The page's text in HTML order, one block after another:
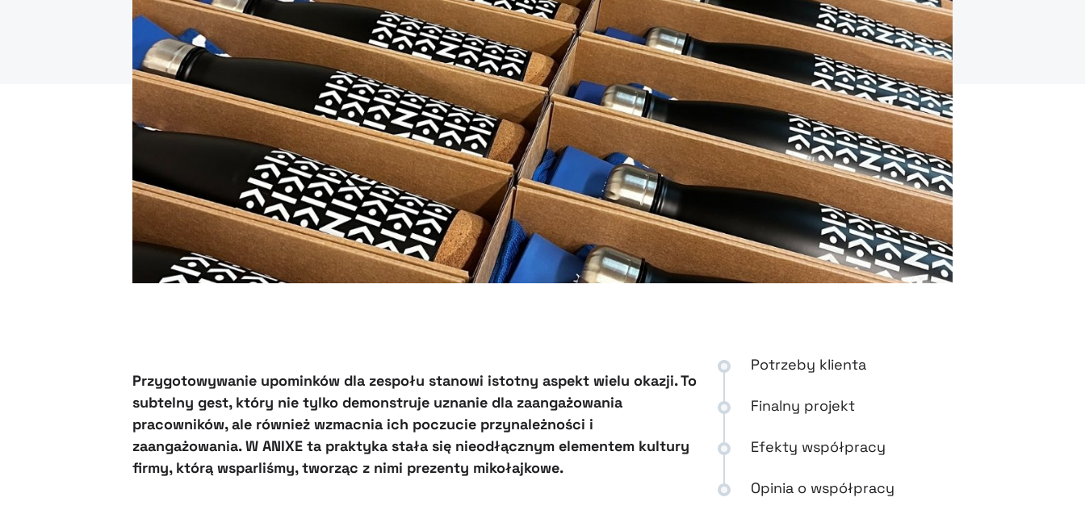
Potrzeby klienta
Finalny projekt
Efekty współpracy
Opinia o współpracy
Przygotowywanie upominków dla zespołu stanowi istotny aspekt wielu okazji. To
subtelny gest, który nie tylko demonstruje uznanie dla zaangażowania
pracowników, ale również wzmacnia ich poczucie przynależności i
zaangażowania. W ANIXE ta praktyka stała się nieodłącznym elementem kultury
firmy, którą wsparliśmy, tworząc z nimi prezenty mikołajkowe.